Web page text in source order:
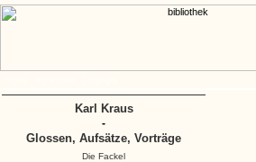
Karl Kraus
-
Glossen, Aufsätze, Vorträge
Die Fackel